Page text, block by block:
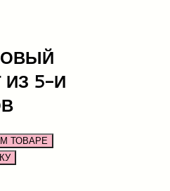
ИЗ 5-И
ТОВАРЕ